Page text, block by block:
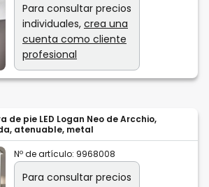
Para consultar precios
individuales, crea una
cuenta como cliente
profesional
de pie LED Logan Neo de Arcchio,
atenuable, metal
Nº de artículo: 9968008
Para consultar precios